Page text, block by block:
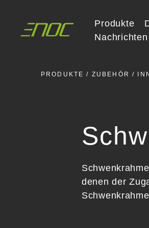
content
Produkte
Nachrichten
PRODUKTE / ZUBEHÖR /
denen der